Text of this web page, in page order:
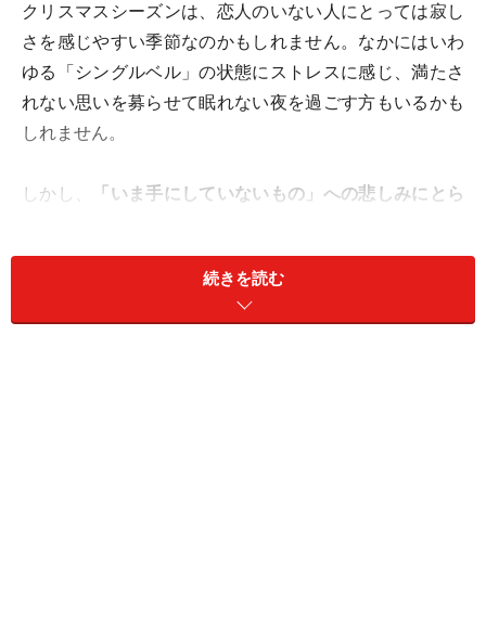
クリスマスシーズンは、恋人のいない人にとっては寂し
さを感じやすい季節なのかもしれません。なかにはいわ
ゆる「シングルベル」の状態にストレスに感じ、満たさ
れない思いを募らせて眠れない夜を過ごす方もいるかも
しれません。
しかし、
「いま手にしていないもの」への悲しみにとら
ができなくなります。
たとえば、今は恋人はいないけど、共に過ごす仲間がい
続きを読む